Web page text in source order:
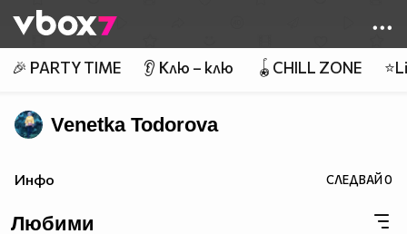
👾
🎉 PARTY TIME 👂 Клю – клю 🪀CHILL ZONE
Venetka Todorova
Инфо СЛЕДВАЙ0
Любими